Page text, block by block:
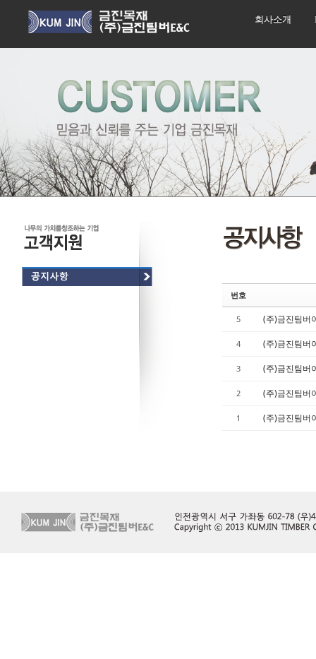
회사소개
번호
5 (주)금진팀버
4 (주)금진팀버
3 (주)금진팀버
2 (주)금진팀버
1 (주)금진팀버
Sketchbook5, 스케치북5
Sketchbook5, 스케치북5
Sketchbook5, 스케치북5
Sketchbook5, 스케치북5